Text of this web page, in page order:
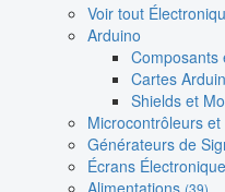
Voir tout
Arduino
Composants
Cartes
Shields et
Microcontrôleurs
Générateurs de
Écrans
Alimentations (39)